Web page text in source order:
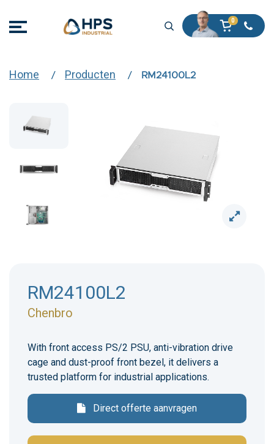
Home Producten RM24100L2
RM24100L2
Chenbro
With front access PS/2 PSU, anti-vibration drive
cage and dust-proof front bezel, it delivers a
trusted platform for industrial applications.
Direct offerte aanvragen